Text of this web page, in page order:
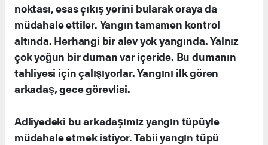
noktası, esas çıkış yerini bularak oraya da
müdahale ettiler. Yangın tamamen kontrol
altında. Herhangi bir alev yok yangında. Yalnız
çok yoğun bir duman var içeride. Bu dumanın
tahliyesi için çalışıyorlar. Yangını ilk gören
arkadaş, gece görevlisi.
Adliyedeki bu arkadaşımız yangın tüpüyle
müdahale etmek istiyor. Tabii yangın tüpü